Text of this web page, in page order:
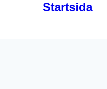
Startsida